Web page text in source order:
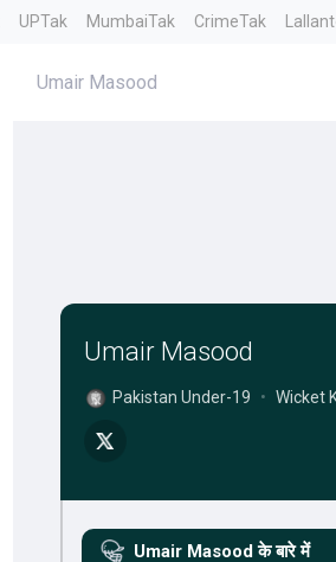
UPTak MumbaiTak CrimeTak
Umair Masood
Umair Masood
Pakistan Under-19 • Wicket
Umair Masood के बारे में